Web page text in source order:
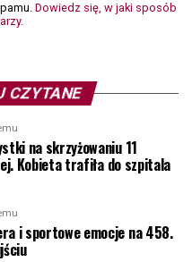
Dowiedz się, w jaki sposób
CZYTANE
na skrzyżowaniu 11
Kobieta trafiła do szpitala
i sportowe emocje na 458.